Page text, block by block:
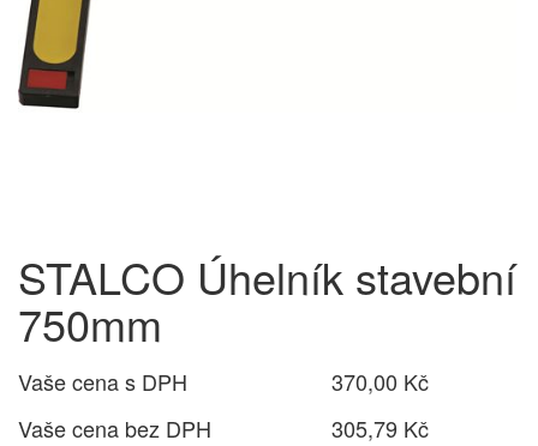
STALCO Úhelník stavební
750mm
Vaše cena s DPH
370,00 Kč
Vaše cena bez DPH
305,79 Kč